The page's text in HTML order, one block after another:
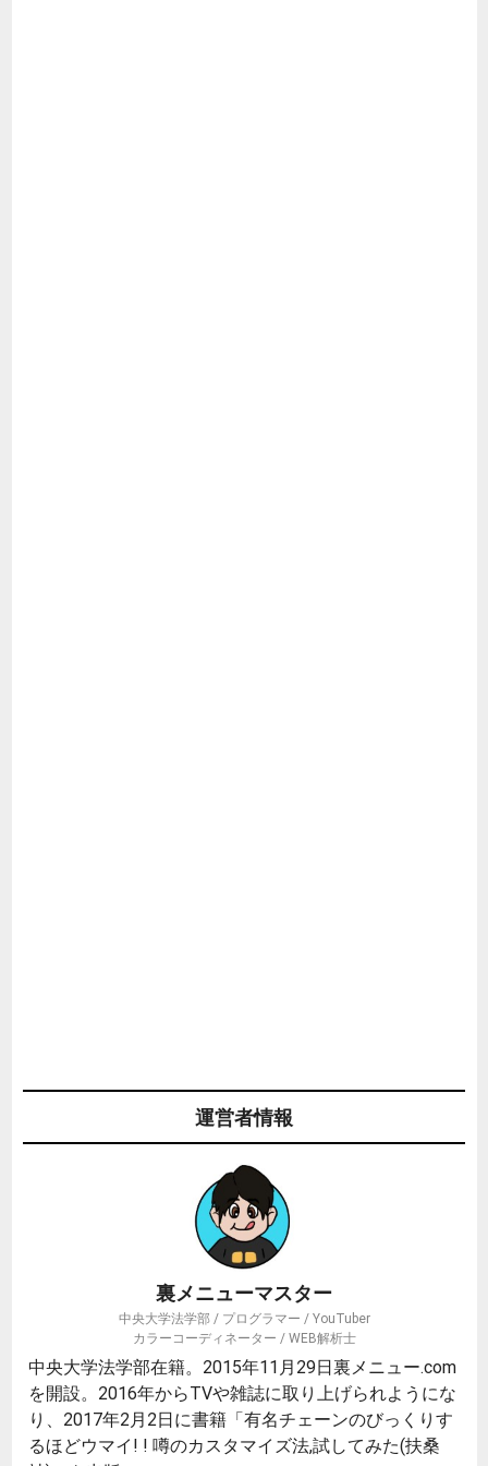
運営者情報
裏メニューマスター
中央大学法学部 / プログラマー / YouTuber
カラーコーディネーター / WEB解析士
中央大学法学部在籍。2015年11月29日裏メニュー.com
を開設。2016年からTVや雑誌に取り上げられようにな
り、2017年2月2日に書籍「有名チェーンのびっくりす
るほどウマイ! ! 噂のカスタマイズ法,試してみた(扶桑